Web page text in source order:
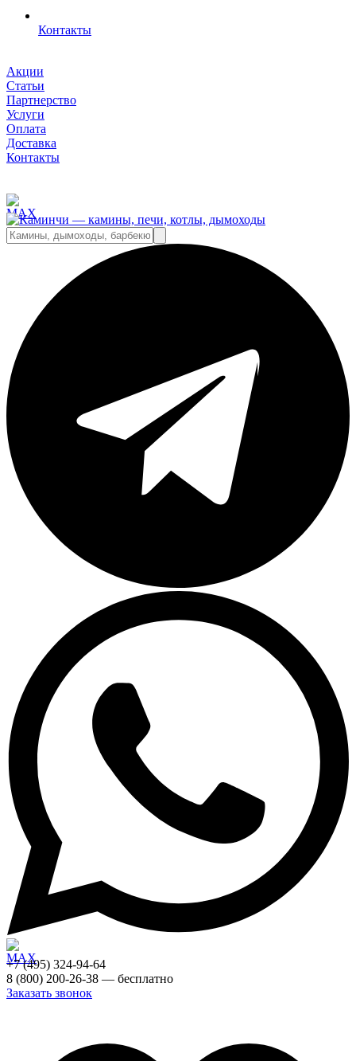
Контакты
Акции
Статьи
Партнерство
Услуги
Оплата
Доставка
Контакты
+7 (495) 324-94-64
8 (800) 200-26-38 — бесплатно
Заказать звонок